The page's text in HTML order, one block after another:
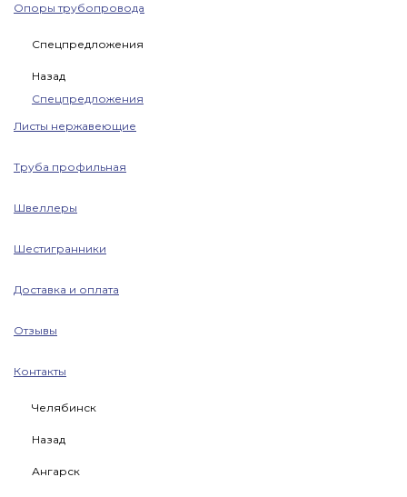
Опоры трубопровода
Спецпредложения
Назад
Спецпредложения
Листы нержавеющие
Труба профильная
Швеллеры
Шестигранники
Доставка и оплата
Отзывы
Контакты
Челябинск
Назад
Ангарск